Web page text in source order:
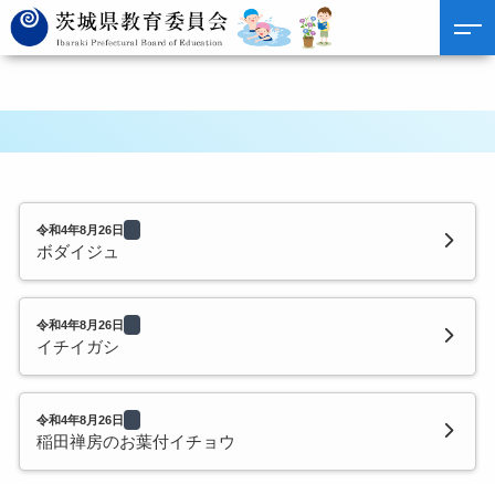
令和4年8月26日
ボダイジュ
令和4年8月26日
イチイガシ
令和4年8月26日
稲田禅房のお葉付イチョウ